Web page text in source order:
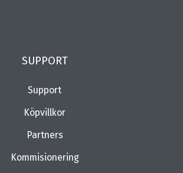
SUPPORT
Support
Köpvillkor
Partners
Kommisionering